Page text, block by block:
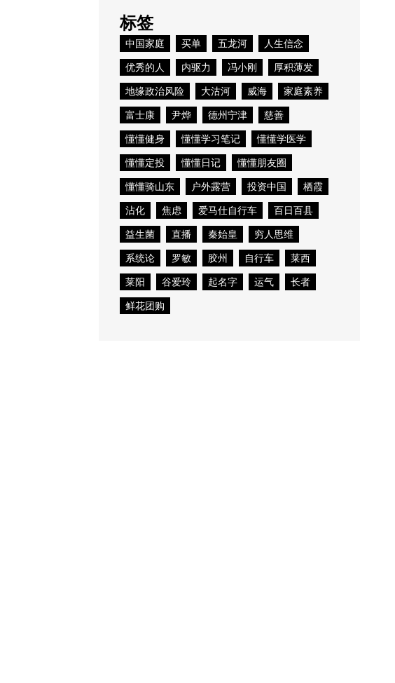
标签
中国家庭 买单 五龙河
人生信念
优秀的人
内驱力 冯小刚
厚积薄发
地缘政治风险
大沽河 威海
家庭素养
富士康
尹烨 德州宁津
慈善
懂懂健身
懂懂学习笔记
懂懂学医学
懂懂定投
懂懂日记
懂懂朋友圈
懂懂骑山东
户外露营 投资中国
栖霞
沾化
焦虑 爱马仕自行车
百日百县
益生菌
直播 秦始皇
穷人思维
系统论
罗敏 胶州 自行车
莱西
莱阳
谷爱玲 起名字 运气
长者
鲜花团购